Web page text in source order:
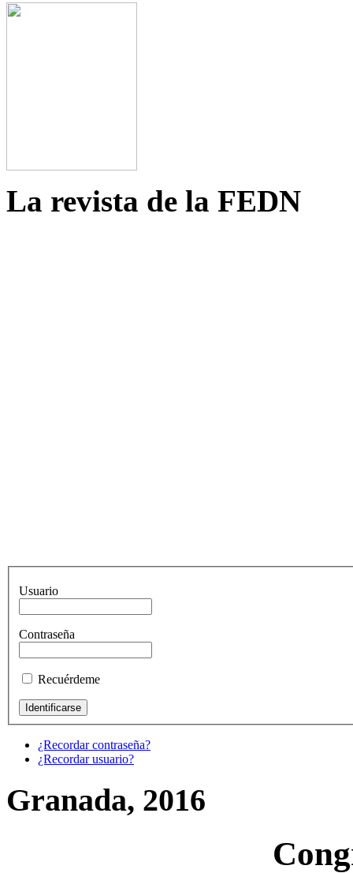
La revista de la FEDN
Usuario
Contraseña
Recuérdeme
¿Recordar contraseña?
¿Recordar usuario?
Granada, 2016